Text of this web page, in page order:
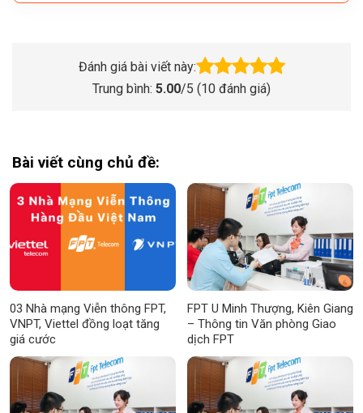
Đánh giá bài viết này:
Trung bình: 5.00/5 (10 đánh giá)
Bài viết cùng chủ đề:
03 Nhà mạng Viễn thông FPT,
VNPT, Viettel đồng loạt tăng
giá cước
FPT U Minh Thượng, Kiên Giang
– Thông tin Văn phòng Giao
dịch FPT